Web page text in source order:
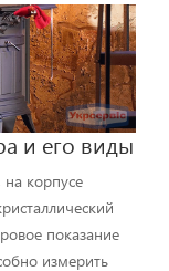
и его виды
корпусе
показание
измерить